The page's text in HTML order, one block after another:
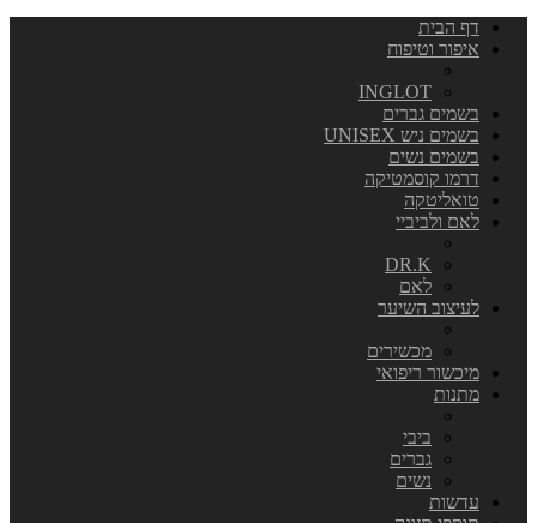
דף הבית
איפור וטיפוח
INGLOT
בשמים גברים
בשמים ניש UNISEX
בשמים נשים
דרמו קוסמטיקה
טואליטקה
לאם ולביביי
DR.K
לאם
לעיצוב השיער
מכשירים
מיכשור ריפואי
מתנות
ביבי
גברים
נשים
עדשות